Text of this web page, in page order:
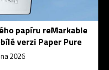
papíru reMarkable
verzi Paper Pure
2026